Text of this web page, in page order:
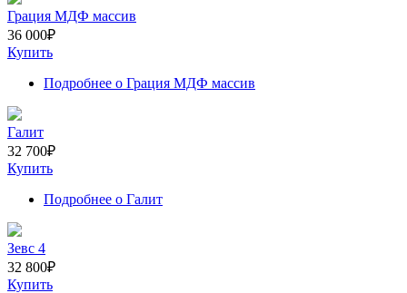
Грация МДФ массив
36 000₽
Купить
Подробнее о Грация МДФ массив
Галит
32 700₽
Купить
Подробнее о Галит
Зевс 4
32 800₽
Купить